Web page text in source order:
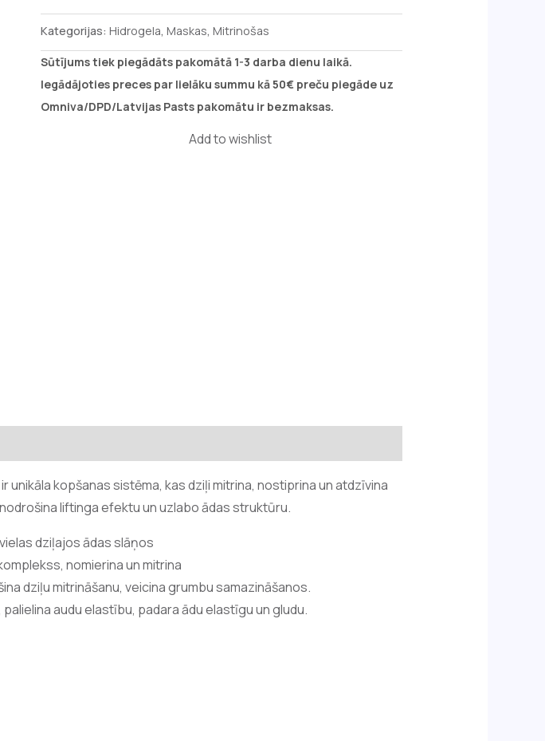
Kategorijas:Hidrogela,Maskas,Mitrinošas
Sūtījums tiek piegādāts pakomātā 1-3 darba dienu laikā.
Iegādājoties preces par lielāku summu kā 50€ preču piegāde uz
Omniva/DPD/Latvijas Pasts pakomātu ir bezmaksas.
Add to wishlist
unikāla kopšanas sistēma, kas dziļi mitrina, nostiprina un atdzīvina
liftinga efektu un uzlabo ādas struktūru.
dziļajos ādas slāņos
nomierina un mitrina
dziļu mitrināšanu, veicina grumbu samazināšanos.
audu elastību, padara ādu elastīgu un gludu.